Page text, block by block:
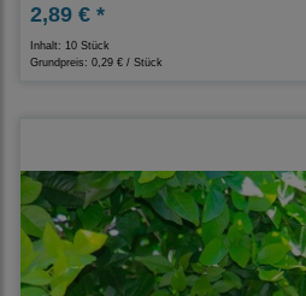
2,89 € *
Inhalt: 10 Stück
Grundpreis: 0,29 € / Stück